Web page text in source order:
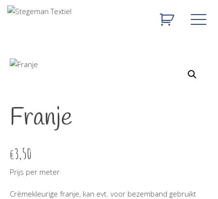
Franje
€3,50
Prijs per meter
Crèmekleurige franje, kan evt. voor bezemband gebruikt